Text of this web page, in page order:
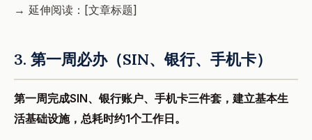
→ 延伸阅读：[文章标题]
3. 第一周必办（SIN、银行、手机卡）
第一周完成SIN、银行账户、手机卡三件套，建立基本生
活基础设施，总耗时约1个工作日。